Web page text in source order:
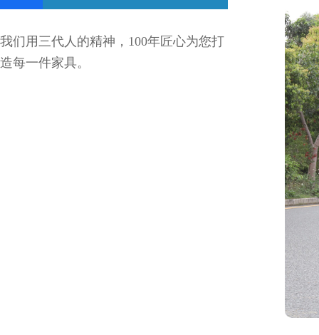
我们用三代人的精神，100年匠心为您打
造每一件家具。